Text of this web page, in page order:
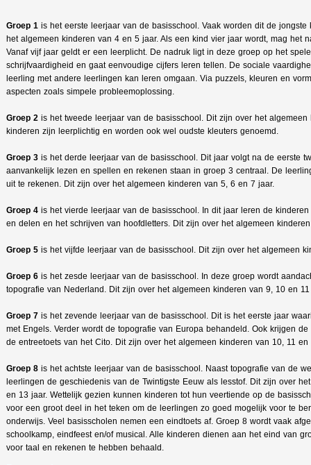
Groep 1 is het eerste leerjaar van de basisschool. Vaak worden dit de
het algemeen kinderen van 4 en 5 jaar. Als een kind vier jaar wordt, mag het
Vanaf vijf jaar geldt er een leerplicht. De nadruk ligt in deze groep op het
schrijfvaardigheid en gaat eenvoudige cijfers leren tellen. De sociale
leerling met andere leerlingen kan leren omgaan. Via puzzels, kleuren en
aspecten zoals simpele probleemoplossing.
Groep 2 is het tweede leerjaar van de basisschool. Dit zijn over het
kinderen zijn leerplichtig en worden ook wel oudste kleuters genoemd.
Groep 3 is het derde leerjaar van de basisschool. Dit jaar volgt na de eerste
aanvankelijk lezen en spellen en rekenen staan in groep 3 centraal. De
uit te rekenen. Dit zijn over het algemeen kinderen van 5, 6 en 7 jaar.
Groep 4 is het vierde leerjaar van de basisschool. In dit jaar leren de
en delen en het schrijven van hoofdletters. Dit zijn over het algemeen
Groep 5 is het vijfde leerjaar van de basisschool. Dit zijn over het algemeen
Groep 6 is het zesde leerjaar van de basisschool. In deze groep wordt
topografie van Nederland. Dit zijn over het algemeen kinderen van 9, 10 en 11
Groep 7 is het zevende leerjaar van de basisschool. Dit is het eerste jaar
met Engels. Verder wordt de topografie van Europa behandeld. Ook krijgen
de entreetoets van het Cito. Dit zijn over het algemeen kinderen van 10, 11 en
Groep 8 is het achtste leerjaar van de basisschool. Naast topografie van de
leerlingen de geschiedenis van de Twintigste Eeuw als lesstof. Dit zijn over
en 13 jaar. Wettelijk gezien kunnen kinderen tot hun veertiende op de
voor een groot deel in het teken om de leerlingen zo goed mogelijk voor te
onderwijs. Veel basisscholen nemen een eindtoets af. Groep 8 wordt vaak
schoolkamp, eindfeest en/of musical. Alle kinderen dienen aan het eind van
voor taal en rekenen te hebben behaald.